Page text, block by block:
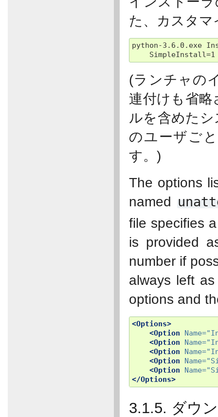
た、カスタ
python-3.6.0.exe
(ランチャの
連付けも省
ルを含めた
のユーザご
す。)
The options
named
file specifies
is provided
number if
always left
options and
<Options>
<Option
Name=
<Option
Name=
<Option
Name=
<Option
Name=
<Option
Name=
</Options>
3.1.5. ダウ